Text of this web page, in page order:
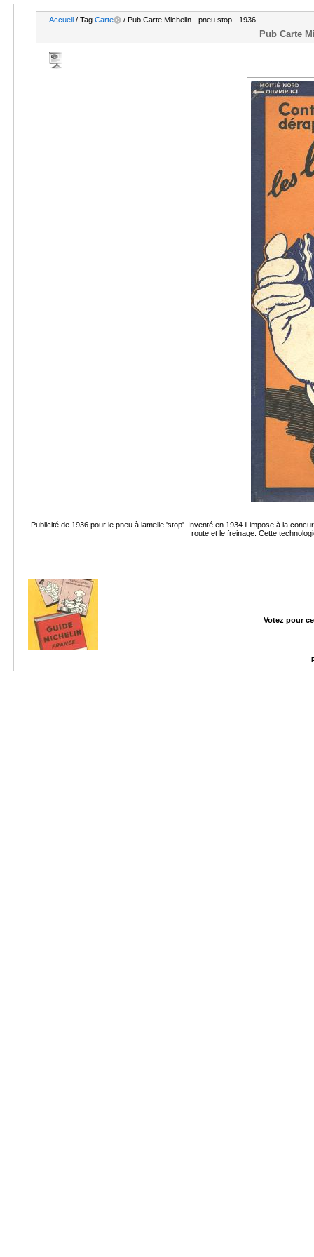
Accueil / Tag Carte / Pub Carte Michelin - pneu stop - 1936 -
Pub Carte
Publicité de 1936 pour le pneu à lamelle 'stop'. Inventé en 1934 il impose à la
route et le freinage. Cette
Votez pour